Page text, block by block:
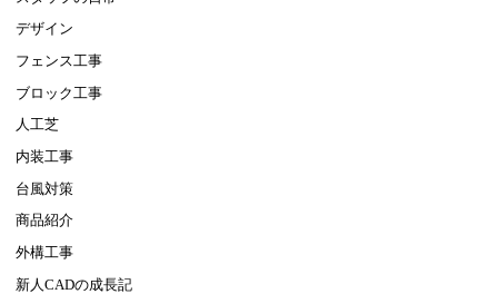
デザイン
フェンス工事
ブロック工事
人工芝
内装工事
台風対策
商品紹介
外構工事
新人CADの成長記